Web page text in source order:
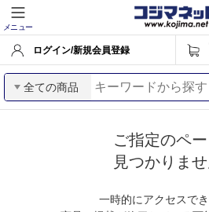
メニュー
ログイン/新規会員登録
全ての商品
ご指定のペ
見つかりませ
一時的にアクセスでき